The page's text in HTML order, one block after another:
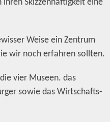
Skizzenhaftigkeit eine
Weise ein Zentrum
wir noch erfahren sollten.
vier Museen. das
sowie das Wirtschafts-